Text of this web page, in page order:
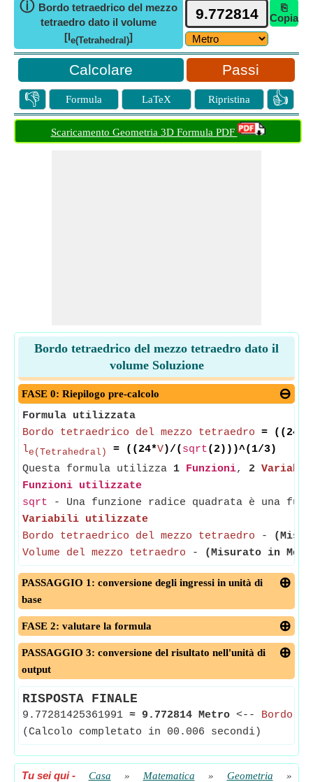
ⓘ Bordo tetraedrico del mezzo
tetraedro dato il volume
[le(Tetrahedral)]
⎘
Copia
Passi
👎 Formula LaTeX Ripristina 👍
Scaricamento Geometria 3D Formula PDF
Bordo tetraedrico del mezzo tetraedro dato il
volume Soluzione
FASE 0: Riepilogo pre-calcolo
Formula utilizzata
Bordo tetraedrico del mezzo tetraedro = ((24*
le(Tetrahedral) = ((24*V)/( sqrt(2)))^(1/3)
Questa formula utilizza 1 Funzioni, 2
Funzioni utilizzate
sqrt - Una funzione radice quadrata è una
Variabili utilizzate
Bordo tetraedrico del mezzo tetraedro -
Volume del mezzo tetraedro - (Misurato in
PASSAGGIO 1: conversione degli ingressi in unità di
base
FASE 2: valutare la formula
PASSAGGIO 3: conversione del risultato nell'unità di
output
RISPOSTA FINALE
9.77281425361991 ≈ 9.772814 Metro <-- Bordo
(Calcolo completato in 00.006 secondi)
Tu sei qui- Casa » Matematica » Geometria
»